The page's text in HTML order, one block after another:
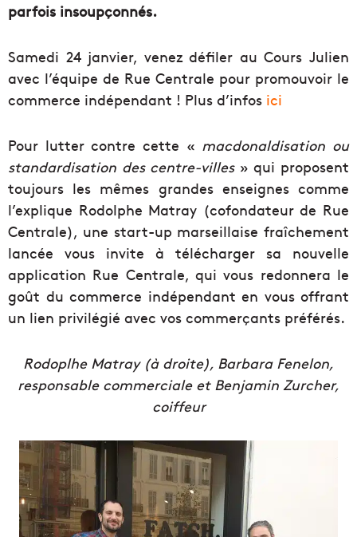
parfois insoupçonnés.
Samedi 24 janvier, venez défiler au Cours Julien
avec l’équipe de Rue Centrale pour promouvoir le
commerce indépendant ! Plus d’infos ici
Pour lutter contre cette « macdonaldisation ou
standardisation des centre-villes» qui proposent
toujours les mêmes grandes enseignes comme
l’explique Rodolphe Matray (cofondateur de Rue
Centrale), une start-up marseillaise fraîchement
lancée vous invite à télécharger sa nouvelle
application Rue Centrale, qui vous redonnera le
goût du commerce indépendant en vous offrant
un lien privilégié avec vos commerçants préférés.
Rodoplhe Matray (à droite), Barbara Fenelon,
responsable commerciale et Benjamin Zurcher,
coiffeur